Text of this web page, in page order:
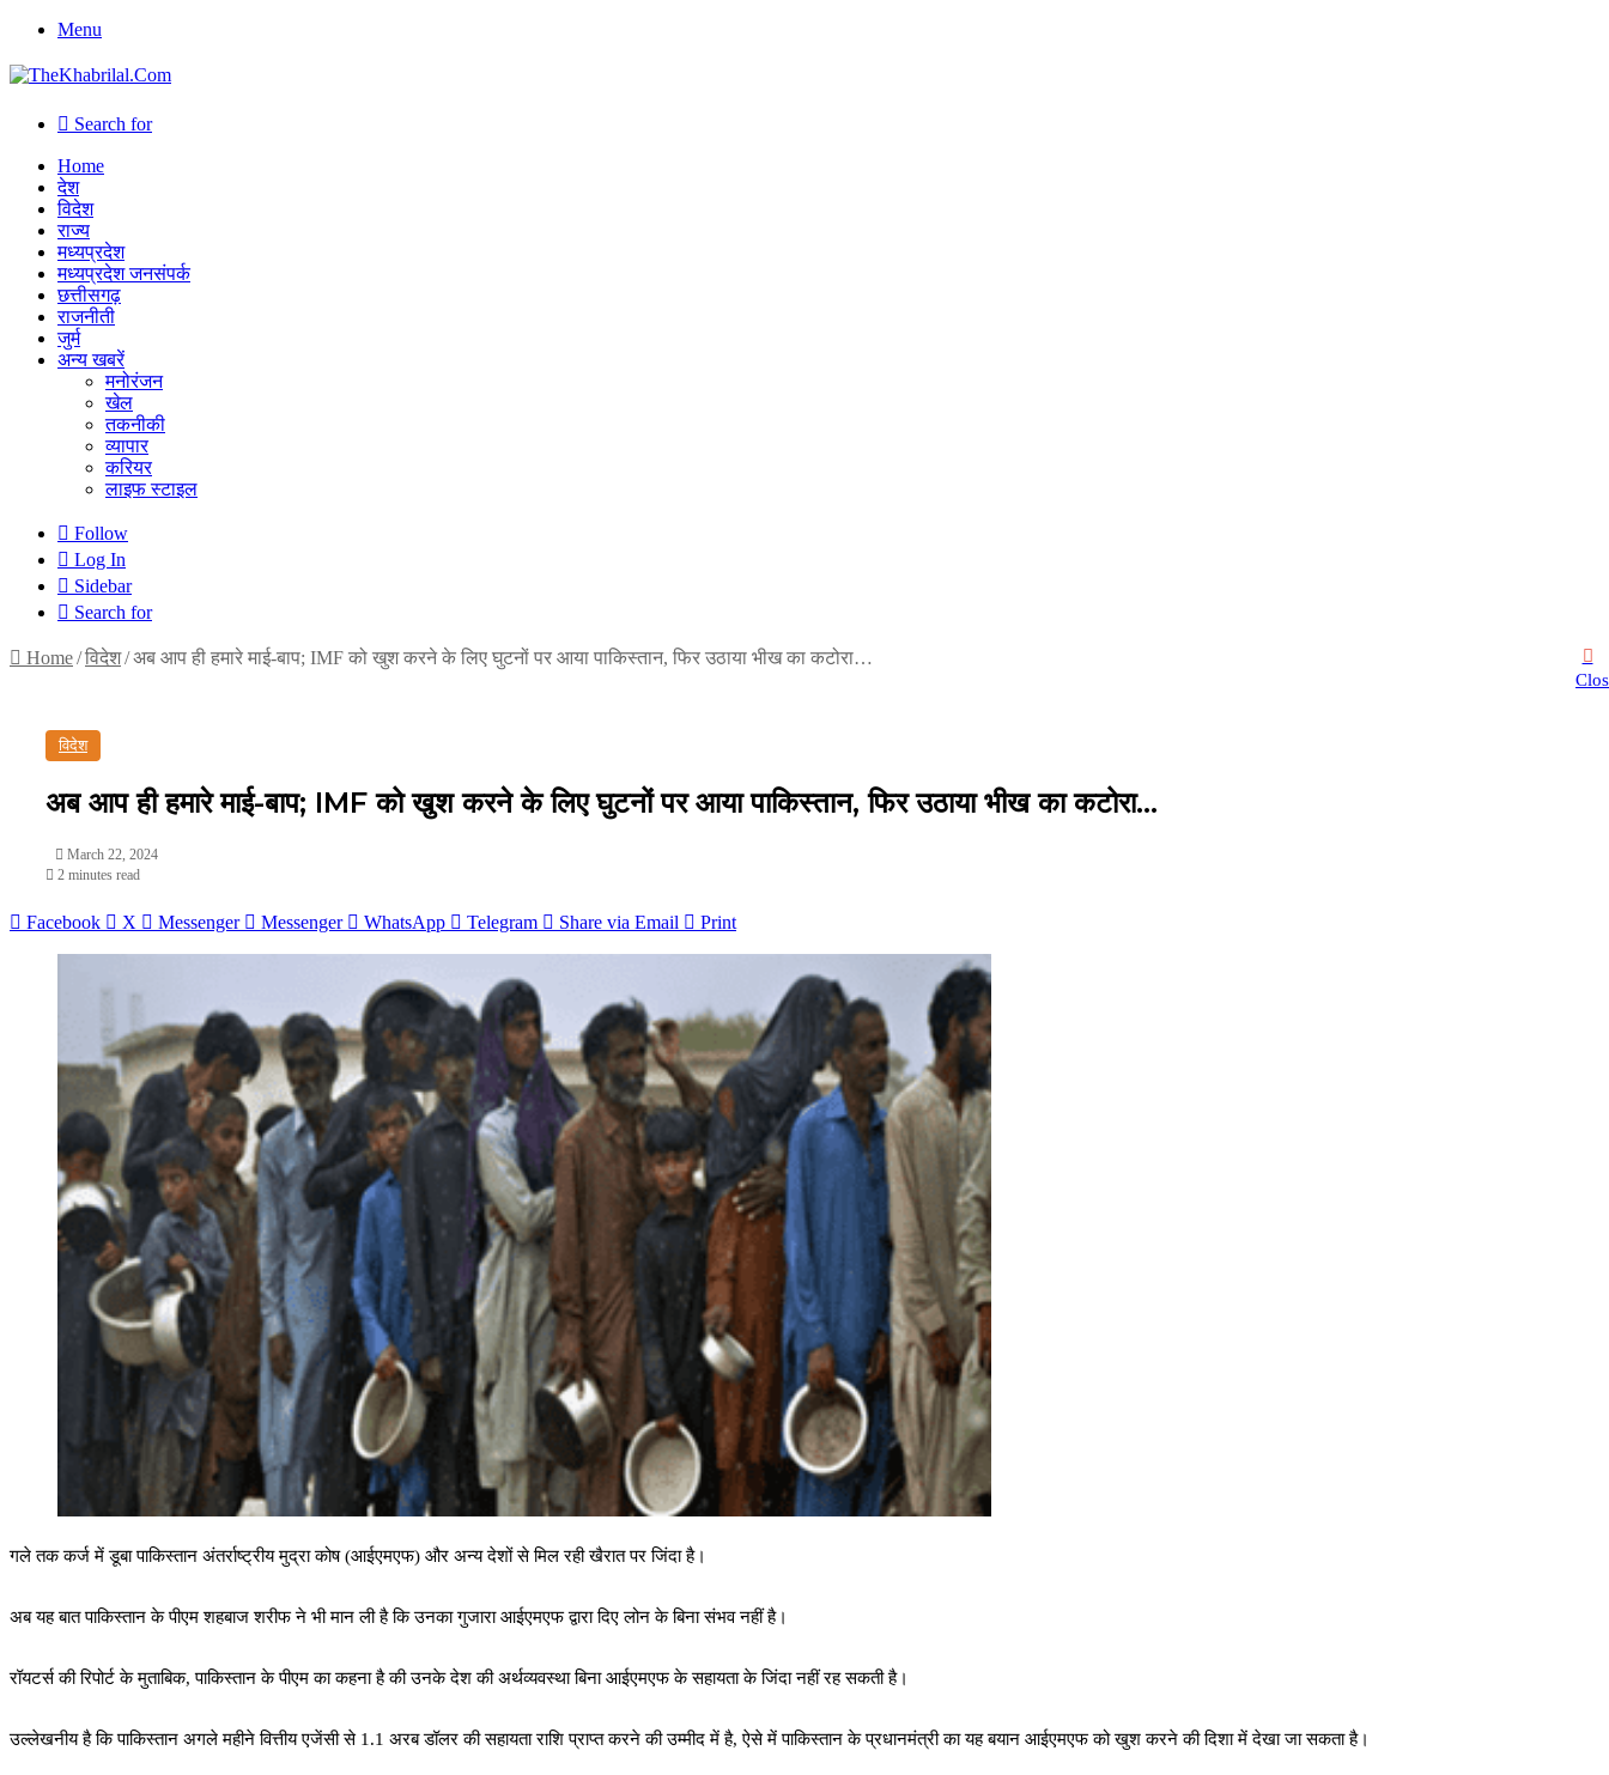
Menu
Search for
Home
देश
विदेश
राज्य
मध्यप्रदेश
मध्यप्रदेश जनसंपर्क
छत्तीसगढ़
राजनीती
जुर्म
अन्य खबरें
मनोरंजन
खेल
तकनीकी
व्यापार
करियर
लाइफ स्टाइल
Follow
Log In
Sidebar
Search for
Home/विदेश/अब आप ही हमारे माई-बाप; IMF को खुश करने के लिए घुटनों पर आया पाकिस्तान, फिर उठाया भीख का कटोरा…
विदेश
अब आप ही हमारे माई-बाप; IMF को खुश करने के लिए घुटनों पर आया पाकिस्तान, फिर उठाया भीख का कटोरा…
March 22, 2024
2 minutes read
Facebook X Messenger Messenger WhatsApp Telegram Share via Email Print
गले तक कर्ज में डूबा पाकिस्तान अंतर्राष्ट्रीय मुद्रा कोष (आईएमएफ) और अन्य देशों से मिल रही खैरात पर जिंदा है।
अब यह बात पाकिस्तान के पीएम शहबाज शरीफ ने भी मान ली है कि उनका गुजारा आईएमएफ द्वारा दिए लोन के बिना संभव नहीं है।
रॉयटर्स की रिपोर्ट के मुताबिक, पाकिस्तान के पीएम का कहना है की उनके देश की अर्थव्यवस्था बिना आईएमएफ के सहायता के जिंदा नहीं रह सकती है।
उल्लेखनीय है कि पाकिस्तान अगले महीने वित्तीय एजेंसी से 1.1 अरब डॉलर की सहायता राशि प्राप्त करने की उम्मीद में है, ऐसे में पाकिस्तान के प्रधानमंत्री का यह बयान आईएमएफ को खुश करने की दिशा में देखा जा सकता है।